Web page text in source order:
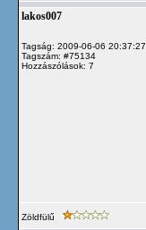
lakos007
Tagság: 2009-06-06 20:37:27
Tagszám: #75134
Hozzászólások: 7
Zöldfülű